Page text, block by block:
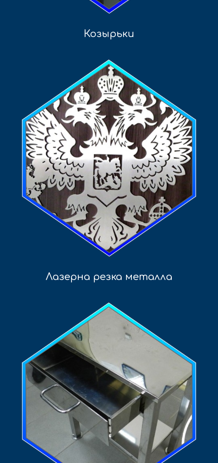
Козырьки
Лазерна резка металла